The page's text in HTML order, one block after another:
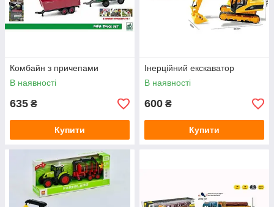
Комбайн з причепами
В наявності
635 ₴
Купити
Інерційний екскаватор
В наявності
600 ₴
Купити